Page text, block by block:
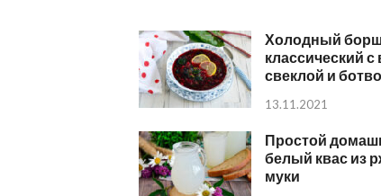
Холодный
классический с
свеклой и
13.11.2021
Простой
белый квас из
муки